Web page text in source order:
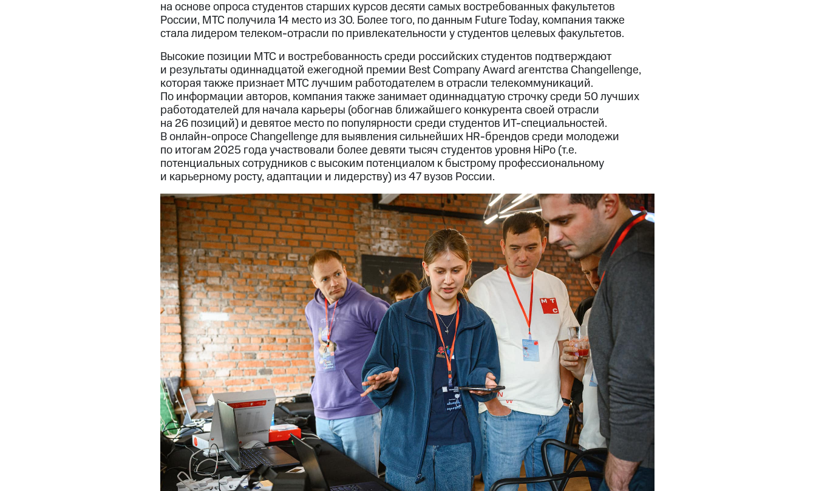
на основе опроса студентов старших курсов десяти самых востребованных факультетов
России, МТС получила 14 место из 30. Более того, по данным Future Today, компания также
стала лидером телеком-отрасли по привлекательности у студентов целевых факультетов.
Высокие позиции МТС и востребованность среди российских студентов подтверждают
и результаты одиннадцатой ежегодной премии Best Company Award агентства Changellenge,
которая также признает МТС лучшим работодателем в отрасли телекоммуникаций.
По информации авторов, компания также занимает одиннадцатую строчку среди 50 лучших
работодателей для начала карьеры (обогнав ближайшего конкурента своей отрасли
на 26 позиций) и девятое место по популярности среди студентов ИТ-специальностей.
В онлайн-опросе Changellenge для выявления сильнейших HR-брендов среди молодежи
по итогам 2025 года участвовали более девяти тысяч студентов уровня HiPo (т.е.
потенциальных сотрудников с высоким потенциалом к быстрому профессиональному
и карьерному росту, адаптации и лидерству) из 47 вузов России.